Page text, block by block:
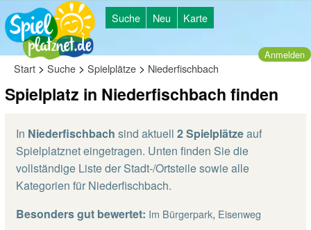
Suche Neu Karte
Anmelden
Start > Suche > Spielplätze > Niederfischbach
Spielplatz in Niederfischbach finden
In Niederfischbach sind aktuell 2 Spielplätzeauf
Spielplatznet eingetragen. Unten finden Sie die
vollständige Liste der Stadt-/Ortsteile sowie alle
Kategorien für Niederfischbach.
Besonders gut bewertet: Im Bürgerpark, Eisenweg